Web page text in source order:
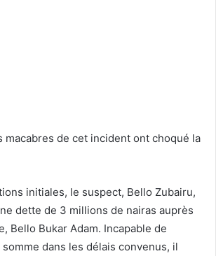
macabres de cet incident ont choqué la
initiales, le suspect, Bello Zubairu,
dette de 3 millions de nairas auprès
Bello Bukar Adam. Incapable de
dans les délais convenus, il